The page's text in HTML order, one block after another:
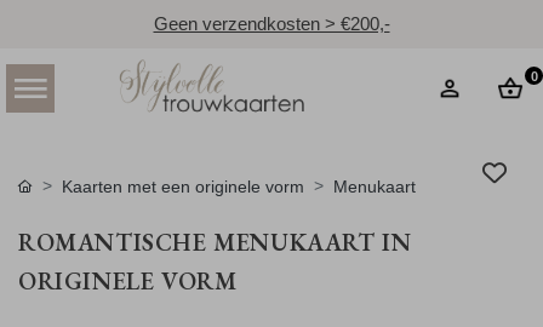
Geen verzendkosten > €200,-
0
Kaarten met een originele vorm Menukaart
ROMANTISCHE MENUKAART IN
ORIGINELE VORM